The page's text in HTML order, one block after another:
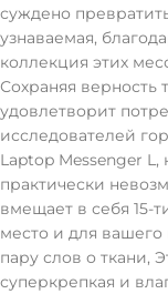
суждено
узнаваемая,
коллекция этих
Сохраняя верность
удовлетворит
исследователей
Laptop Messenger
практически
вмещает в себя 15-
место и для вашего
пару слов о ткани,
суперкрепкая и